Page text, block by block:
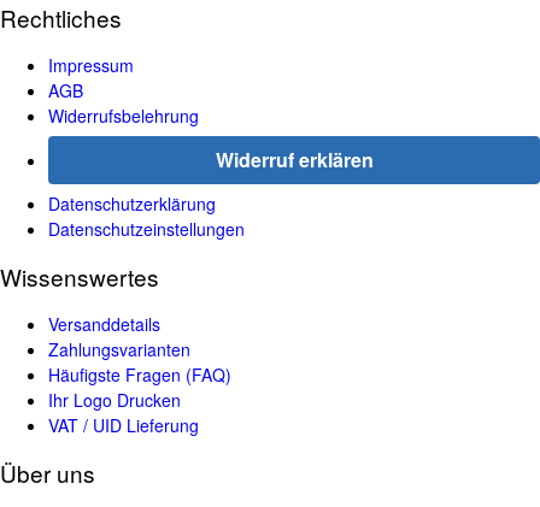
Rechtliches
Impressum
AGB
Widerrufsbelehrung
Widerruf erklären
Datenschutzerklärung
Datenschutzeinstellungen
Wissenswertes
Versanddetails
Zahlungsvarianten
Häufigste Fragen (FAQ)
Ihr Logo Drucken
VAT / UID Lieferung
Über uns